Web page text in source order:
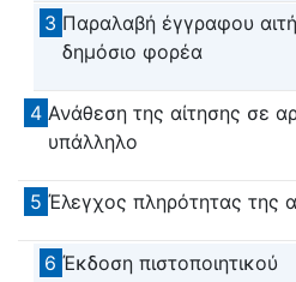
3 Παραλαβή έγγραφου
δημόσιο φορέα
4 Ανάθεση της αίτησης σε
υπάλληλο
5 Έλεγχος πληρότητας της
6 Έκδοση πιστοποιητικού